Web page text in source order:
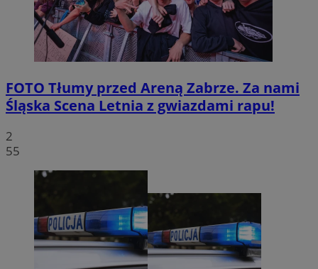
FOTO Tłumy przed Areną Zabrze. Za nami
Śląska Scena Letnia z gwiazdami rapu!
2
55